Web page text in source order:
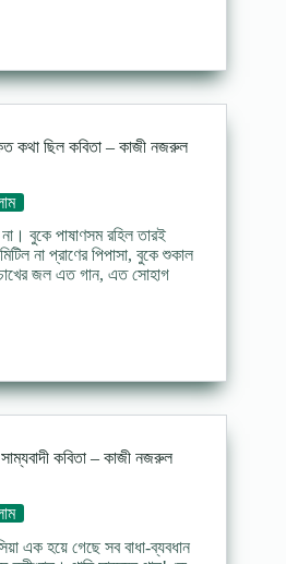
ছিল কবিতা – কাজী নজরুল
বুকে পাষাণসম রহিল তারই
না প্রাণের পিপাসা, বুকে শুকাল
জল এত গান, এত সোহাগ
কবিতা – কাজী নজরুল
এক হয়ে গেছে সব বাধা-ব্যবধান